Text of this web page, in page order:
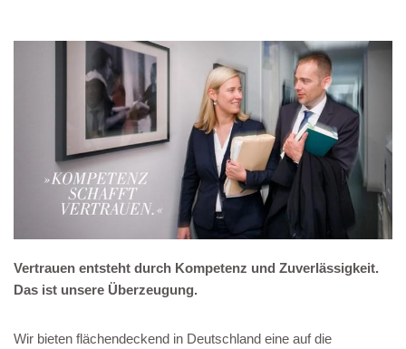
Vertrauen entsteht durch Kompetenz und Zuverlässigkeit.
Das ist unsere Überzeugung.
Wir bieten flächendeckend in Deutschland eine auf die